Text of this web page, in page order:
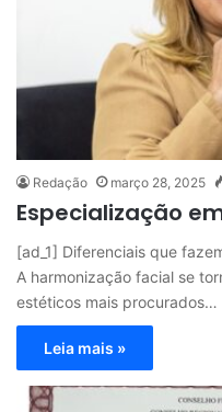
Redação março 28, 2025
Especialização
[ad_1] Diferenciais que
A harmonização facial se
estéticos mais procurados…
Leia mais »